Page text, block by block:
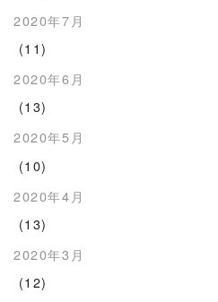
2020年7月
(11)
2020年6月
(13)
2020年5月
(10)
2020年4月
(13)
2020年3月
(12)